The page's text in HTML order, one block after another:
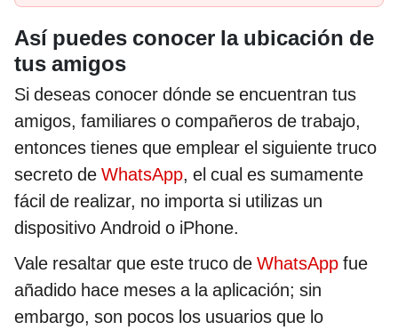
Así puedes conocer la ubicación de
tus amigos
Si deseas conocer dónde se encuentran tus
amigos, familiares o compañeros de trabajo,
entonces tienes que emplear el siguiente truco
secreto de WhatsApp, el cual es sumamente
fácil de realizar, no importa si utilizas un
dispositivo Android o iPhone.
Vale resaltar que este truco de WhatsApp fue
añadido hace meses a la aplicación; sin
embargo, son pocos los usuarios que lo